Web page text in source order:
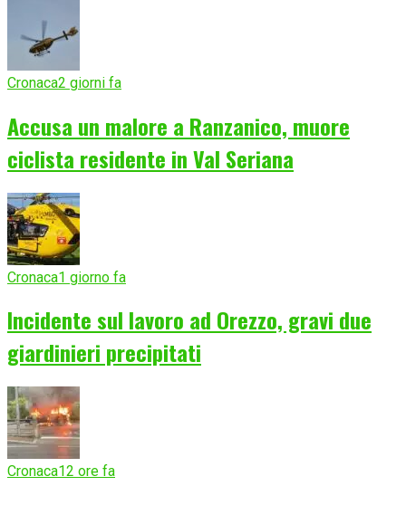
Cronaca2 giorni fa
Accusa un malore a Ranzanico, muore
ciclista residente in Val Seriana
Cronaca1 giorno fa
Incidente sul lavoro ad Orezzo, gravi due
giardinieri precipitati
Cronaca12 ore fa